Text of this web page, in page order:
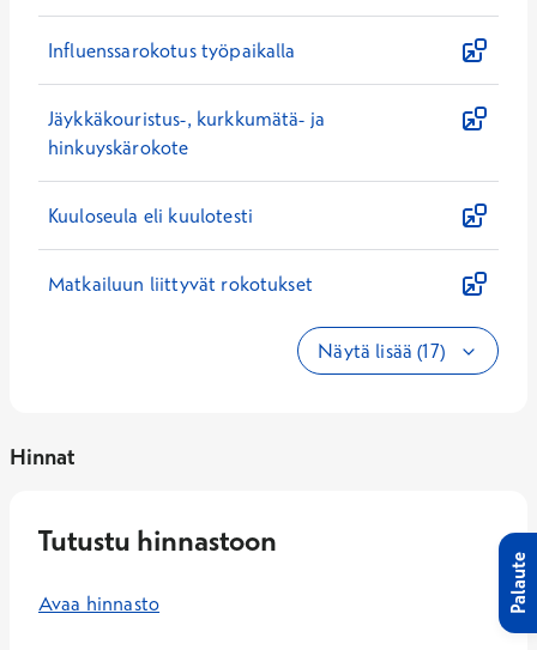
Influenssarokotus työpaikalla
Jäykkäkouristus-, kurkkumätä- ja
hinkuyskärokote
Kuuloseula eli kuulotesti
Matkailuun liittyvät rokotukset
Näytä lisää (17)
Hinnat
Tutustu hinnastoon
Avaa hinnasto Palaute